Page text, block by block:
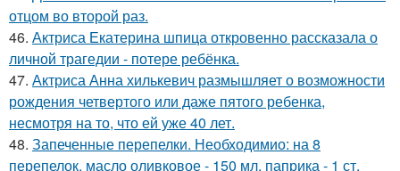
отцом во второй раз.
46. Актриса Екатерина шпица откровенно рассказала о
личной трагедии - потере ребёнка.
47. Актриса Анна хилькевич размышляет о возможности
рождения четвертого или даже пятого ребенка,
несмотря на то, что ей уже 40 лет.
48. Запеченные перепелки. Необходимио: на 8
перепелок, масло оливковое - 150 мл, паприка - 1 ст.